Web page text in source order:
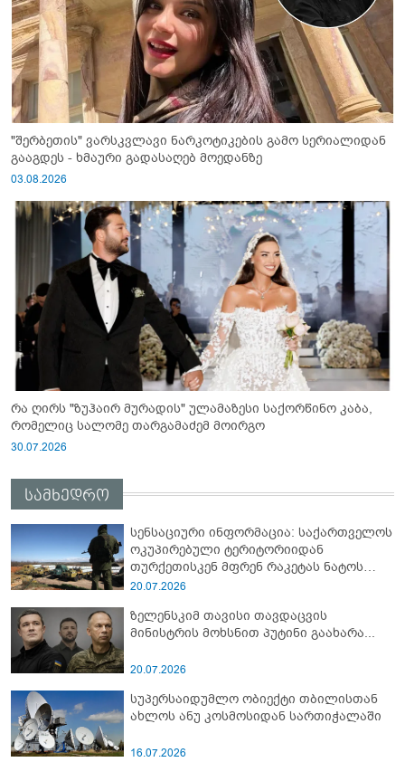
"შერბეთის" ვარსკვლავი ნარკოტიკების გამო სერიალიდან
გააგდეს - ხმაური გადასაღებ მოედანზე
03.08.2026
რა ღირს "ზუჰაირ მურადის" ულამაზესი საქორწინო კაბა,
რომელიც სალომე თარგამაძემ მოირგო
30.07.2026
სამხედრო
სენსაციური ინფორმაცია: საქართველოს
ოკუპირებული ტერიტორიიდან
თურქეთისკენ მფრენ რაკეტას ნატოს
სამიტი კინაღამ ჩაუშლია
20.07.2026
ზელენსკიმ თავისი თავდაცვის
მინისტრის მოხსნით პუტინი გაახარა...
20.07.2026
სუპერსაიდუმლო ობიექტი თბილისთან
ახლოს ანუ კოსმოსიდან სართიჭალაში
16.07.2026